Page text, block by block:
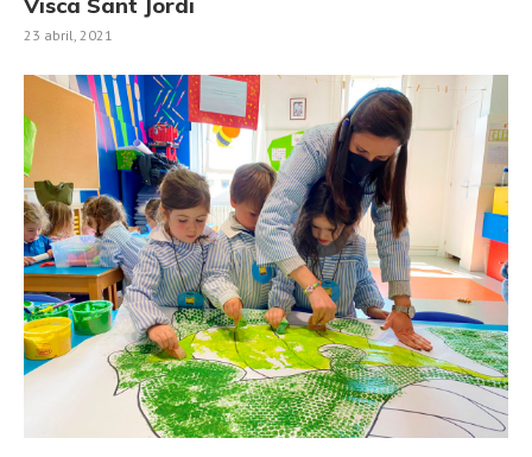
23 abril, 2021